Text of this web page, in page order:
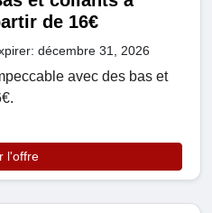
de 16€
décembre 31, 2026
avec des bas et
l'offre